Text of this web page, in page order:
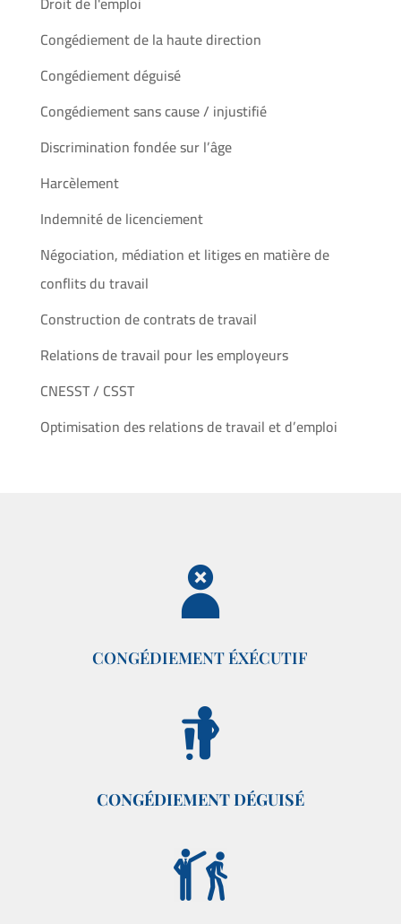
Congédiement de la haute direction
Congédiement déguisé
Congédiement sans cause / injustifié
Discrimination fondée sur l’âge
Harcèlement
Indemnité de licenciement
Négociation, médiation et litiges en matière de
conflits du travail
Construction de contrats de travail
Relations de travail pour les employeurs
CNESST / CSST
Optimisation des relations de travail et d’emploi
CONGÉDIEMENT ÉXÉCUTIF
CONGÉDIEMENT DÉGUISÉ